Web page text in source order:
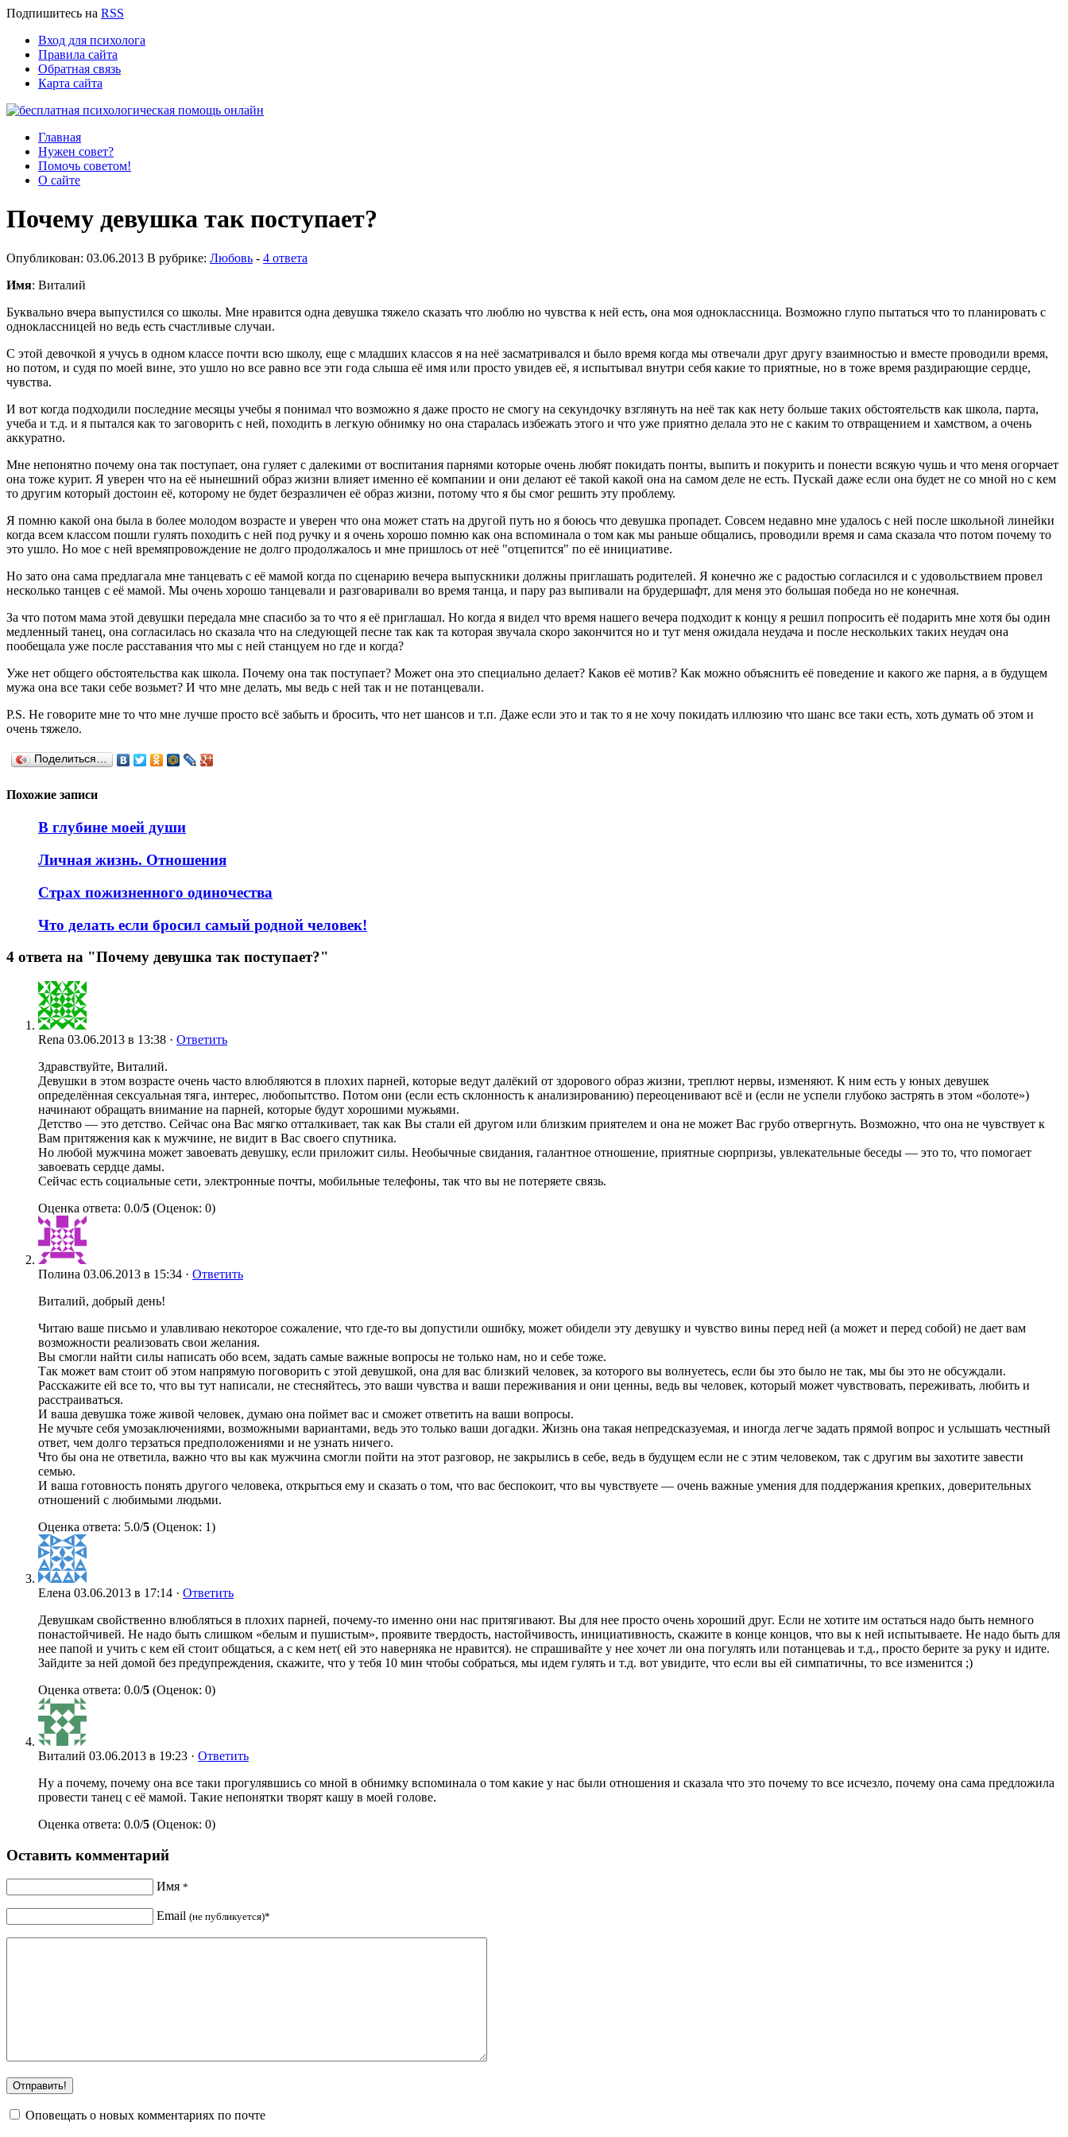
Подпишитесь на RSS
Вход для психолога
Правила сайта
Обратная связь
Карта сайта
Главная
Нужен совет?
Помочь советом!
О сайте
Почему девушка так поступает?
Опубликован: 03.06.2013 В рубрике: Любовь - 4 ответа
Имя: Виталий
Буквально вчера выпустился со школы. Мне нравится одна девушка тяжело сказать что люблю но чувства к ней есть, она моя одноклассница. Возможно глупо пытаться что то планировать с
одноклассницей но ведь есть счастливые случаи.
С этой девочкой я учусь в одном классе почти всю школу, еще с младших классов я на неё засматривался и было время когда мы отвечали друг другу взаимностью и вместе проводили время,
но потом, и судя по моей вине, это ушло но все равно все эти года слыша её имя или просто увидев её, я испытывал внутри себя какие то приятные, но в тоже время раздирающие сердце,
чувства.
И вот когда подходили последние месяцы учебы я понимал что возможно я даже просто не смогу на секундочку взглянуть на неё так как нету больше таких обстоятельств как школа, парта,
учеба и т.д. и я пытался как то заговорить с ней, походить в легкую обнимку но она старалась избежать этого и что уже приятно делала это не с каким то отвращением и хамством, а очень
аккуратно.
Мне непонятно почему она так поступает, она гуляет с далекими от воспитания парнями которые очень любят покидать понты, выпить и покурить и понести всякую чушь и что меня огорчает
она тоже курит. Я уверен что на её нынешний образ жизни влияет именно её компании и они делают её такой какой она на самом деле не есть. Пускай даже если она будет не со мной но с кем
то другим который достоин её, которому не будет безразличен её образ жизни, потому что я бы смог решить эту проблему.
Я помню какой она была в более молодом возрасте и уверен что она может стать на другой путь но я боюсь что девушка пропадет. Совсем недавно мне удалось с ней после школьной линейки
когда всем классом пошли гулять походить с ней под ручку и я очень хорошо помню как она вспоминала о том как мы раньше общались, проводили время и сама сказала что потом почему то
это ушло. Но мое с ней времяпровождение не долго продолжалось и мне пришлось от неё "отцепится" по её инициативе.
Но зато она сама предлагала мне танцевать с её мамой когда по сценарию вечера выпускники должны приглашать родителей. Я конечно же с радостью согласился и с удовольствием провел
несколько танцев с её мамой. Мы очень хорошо танцевали и разговаривали во время танца, и пару раз выпивали на брудершафт, для меня это большая победа но не конечная.
За что потом мама этой девушки передала мне спасибо за то что я её приглашал. Но когда я видел что время нашего вечера подходит к концу я решил попросить её подарить мне хотя бы один
медленный танец, она согласилась но сказала что на следующей песне так как та которая звучала скоро закончится но и тут меня ожидала неудача и после нескольких таких неудач она
пообещала уже после расставания что мы с ней станцуем но где и когда?
Уже нет общего обстоятельства как школа. Почему она так поступает? Может она это специально делает? Каков её мотив? Как можно объяснить её поведение и какого же парня, а в будущем
мужа она все таки себе возьмет? И что мне делать, мы ведь с ней так и не потанцевали.
P.S. Не говорите мне то что мне лучше просто всё забыть и бросить, что нет шансов и т.п. Даже если это и так то я не хочу покидать иллюзию что шанс все таки есть, хоть думать об этом и
очень тяжело.
Поделиться…
Похожие записи
В глубине моей души
Личная жизнь. Отношения
Страх пожизненного одиночества
Что делать если бросил самый родной человек!
4 ответа на "Почему девушка так поступает?"
Rena 03.06.2013 в 13:38 · Ответить
Здравствуйте, Виталий.
Девушки в этом возрасте очень часто влюбляются в плохих парней, которые ведут далёкий от здорового образ жизни, треплют нервы, изменяют. К ним есть у юных девушек
определённая сексуальная тяга, интерес, любопытство. Потом они (если есть склонность к анализированию) переоценивают всё и (если не успели глубоко застрять в этом «болоте»)
начинают обращать внимание на парней, которые будут хорошими мужьями.
Детство — это детство. Сейчас она Вас мягко отталкивает, так как Вы стали ей другом или близким приятелем и она не может Вас грубо отвергнуть. Возможно, что она не чувствует к
Вам притяжения как к мужчине, не видит в Вас своего спутника.
Но любой мужчина может завоевать девушку, если приложит силы. Необычные свидания, галантное отношение, приятные сюрпризы, увлекательные беседы — это то, что помогает
завоевать сердце дамы.
Сейчас есть социальные сети, электронные почты, мобильные телефоны, так что вы не потеряете связь.
Оценка ответа: 0.0/5 (Оценок: 0)
Полина 03.06.2013 в 15:34 · Ответить
Виталий, добрый день!
Читаю ваше письмо и улавливаю некоторое сожаление, что где-то вы допустили ошибку, может обидели эту девушку и чувство вины перед ней (а может и перед собой) не дает вам
возможности реализовать свои желания.
Вы смогли найти силы написать обо всем, задать самые важные вопросы не только нам, но и себе тоже.
Так может вам стоит об этом напрямую поговорить с этой девушкой, она для вас близкий человек, за которого вы волнуетесь, если бы это было не так, мы бы это не обсуждали.
Расскажите ей все то, что вы тут написали, не стесняйтесь, это ваши чувства и ваши переживания и они ценны, ведь вы человек, который может чувствовать, переживать, любить и
расстраиваться.
И ваша девушка тоже живой человек, думаю она поймет вас и сможет ответить на ваши вопросы.
Не мучьте себя умозаключениями, возможными вариантами, ведь это только ваши догадки. Жизнь она такая непредсказуемая, и иногда легче задать прямой вопрос и услышать честный
ответ, чем долго терзаться предположениями и не узнать ничего.
Что бы она не ответила, важно что вы как мужчина смогли пойти на этот разговор, не закрылись в себе, ведь в будущем если не с этим человеком, так с другим вы захотите завести
семью.
И ваша готовность понять другого человека, открыться ему и сказать о том, что вас беспокоит, что вы чувствуете — очень важные умения для поддержания крепких, доверительных
отношений с любимыми людьми.
Оценка ответа: 5.0/5 (Оценок: 1)
Елена 03.06.2013 в 17:14 · Ответить
Девушкам свойственно влюбляться в плохих парней, почему-то именно они нас притягивают. Вы для нее просто очень хороший друг. Если не хотите им остаться надо быть немного
понастойчивей. Не надо быть слишком «белым и пушистым», проявите твердость, настойчивость, инициативность, скажите в конце концов, что вы к ней испытываете. Не надо быть для
нее папой и учить с кем ей стоит общаться, а с кем нет( ей это наверняка не нравится). не спрашивайте у нее хочет ли она погулять или потанцеваь и т.д., просто берите за руку и идите.
Зайдите за ней домой без предупреждения, скажите, что у тебя 10 мин чтобы собраться, мы идем гулять и т.д. вот увидите, что если вы ей симпатичны, то все изменится ;)
Оценка ответа: 0.0/5 (Оценок: 0)
Виталий 03.06.2013 в 19:23 · Ответить
Ну а почему, почему она все таки прогулявшись со мной в обнимку вспоминала о том какие у нас были отношения и сказала что это почему то все исчезло, почему она сама предложила
провести танец с её мамой. Такие непонятки творят кашу в моей голове.
Оценка ответа: 0.0/5 (Оценок: 0)
Оставить комментарий
Имя *
Email (не публикуется)*
Оповещать о новых комментариях по почте